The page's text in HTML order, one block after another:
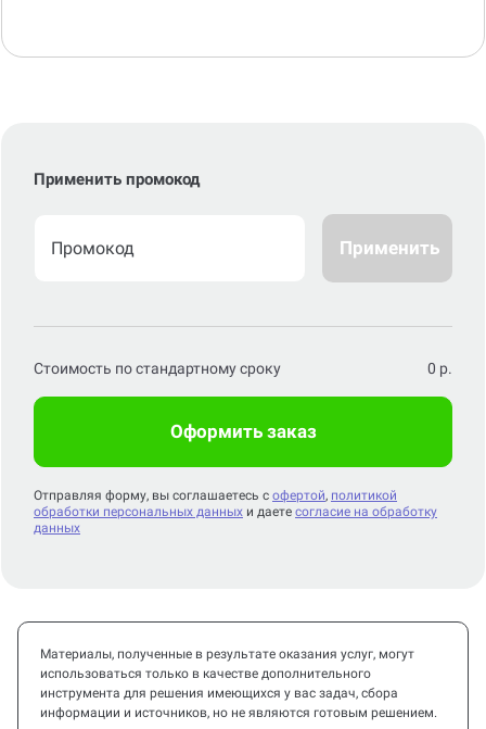
Применить промокод
Применить
Стоимость по стандартному сроку 0 р.
Оформить заказ
Отправляя форму, вы соглашаетесь с офертой, политикой
обработки персональных данных и даете согласие на обработку
данных
Материалы, полученные в результате оказания услуг, могут
использоваться только в качестве дополнительного
инструмента для решения имеющихся у вас задач, сбора
информации и источников, но не являются готовым решением.